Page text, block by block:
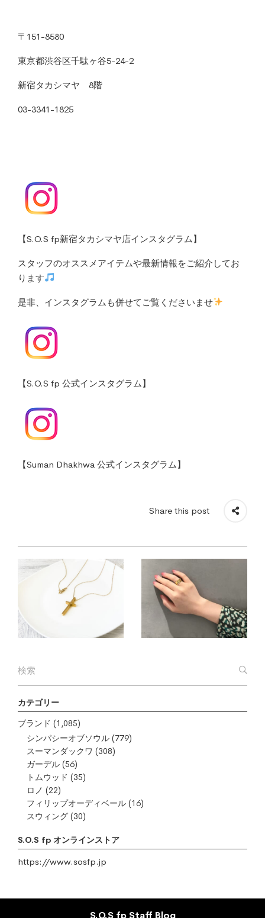
カテゴリー
ブランド (1,085)
シンパシーオブソウル (779)
スーマンダックワ (308)
ガーデル (56)
トムウッド (35)
ロノ (22)
フィリップオーディベール (16)
スウィング (30)
S.O.S fp オンラインストア
https://www.sosfp.jp
〒151-8580
東京都渋谷区千駄ヶ谷5-24-2
新宿タカシマヤ 8階
03-3341-1825
【S.O.S fp新宿タカシマヤ店インスタグラム】
スタッフのオススメアイテムや最新情報をご紹介してお
ります
是非、インスタグラムも併せてご覧くださいませ
【S.O.S fp 公式インスタグラム】
【Suman Dhakhwa 公式インスタグラム】
Share this post
S.O.S fp Staff Blog